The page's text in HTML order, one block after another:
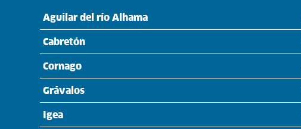
Aguilar del río Alhama
Cabretón
Cornago
Grávalos
Igea